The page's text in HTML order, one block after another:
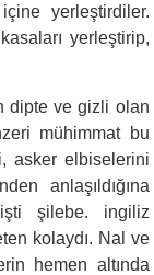
yerleştirdiler.
yerleştirip,
dipte ve gizli olan
mühimmat bu
asker elbiselerini
anlaşıldığına
şilebe. ingiliz
kolaydı. Nal ve
hemen altında